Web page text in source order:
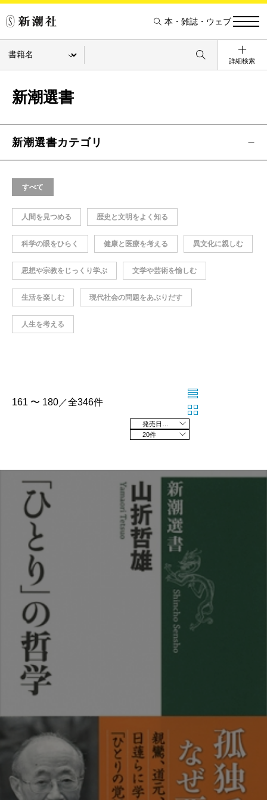
本・雑誌・ウェブ
詳細検索
新潮選書
新潮選書カテゴリ
すべて
人間を見つめる 歴史と文明をよく知る
科学の眼をひらく 健康と医療を考える 異文化に親しむ
思想や宗教をじっくり学ぶ 文学や芸術を愉しむ
生活を楽しむ 現代社会の問題をあぶりだす
人生を考える
161 〜 180／全346件
20件